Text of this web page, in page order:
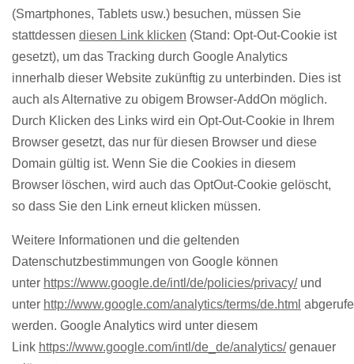
(Smartphones, Tablets usw.) besuchen, müssen Sie
stattdessen diesen Link klicken (Stand: Opt-Out-Cookie ist
gesetzt), um das Tracking durch Google Analytics
innerhalb dieser Website zukünftig zu unterbinden. Dies ist
auch als Alternative zu obigem Browser-AddOn möglich.
Durch Klicken des Links wird ein Opt-Out-Cookie in Ihrem
Browser gesetzt, das nur für diesen Browser und diese
Domain gültig ist. Wenn Sie die Cookies in diesem
Browser löschen, wird auch das OptOut-Cookie gelöscht,
so dass Sie den Link erneut klicken müssen.
Weitere Informationen und die geltenden
Datenschutzbestimmungen von Google können
unter https://www.google.de/intl/de/policies/privacy/und
unter http://www.google.com/analytics/terms/de.html
werden. Google Analytics wird unter diesem
Link https://www.google.com/intl/de_de/analytics/genauer